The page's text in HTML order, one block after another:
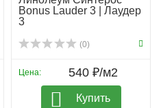
Bonus Lauder 3 | Лаудер
3
(0)
Цена: 540 ₽/м2
Купить